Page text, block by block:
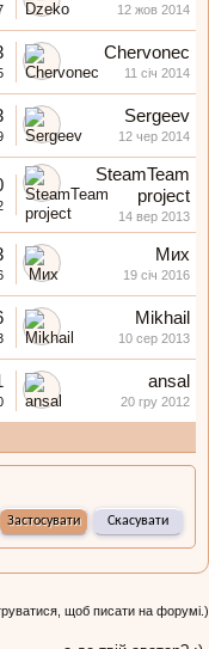
12 жов 2014
Chervonec
11 січ 2014
Sergeev
12 чер 2014
SteamTeam
project
14 вер 2013
Мих
19 січ 2016
Mikhail
10 сер 2013
ansal
20 гру 2012
щоб писати на форумі.)